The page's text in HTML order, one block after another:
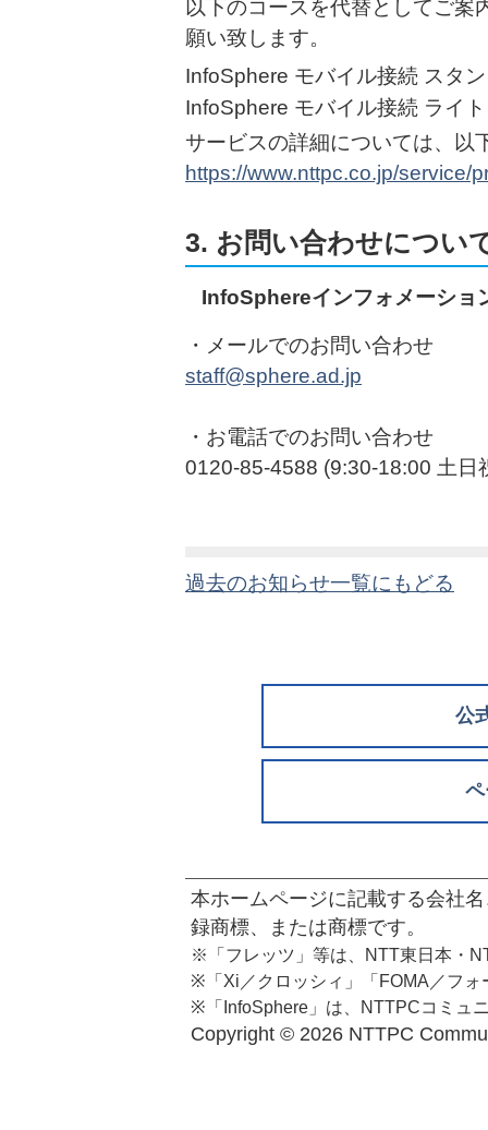
以下のコースを代替としてご案
願い致します。
InfoSphere モバイル接続 スタ
InfoSphere モバイル接続 ライ
サービスの詳細については、以
https://www.nttpc.co.jp/service/
3. お問い合わせについ
InfoSphereインフォメーショ
・メールでのお問い合わせ
staff@sphere.ad.jp
・お電話でのお問い合わせ
0120-85-4588 (9:30-18:00 土日
過去のお知らせ一覧にもどる
公
本ホームページに記載する会社
録商標、または商標です。
※「フレッツ」等は、NTT東日本・
※「Xi／クロッシィ」「FOMA／フ
※「InfoSphere」は、NTTPCコミュ
Copyright © 2026 NTTPC